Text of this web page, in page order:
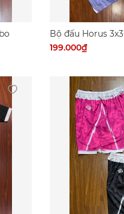
Bộ đấu Horus 3x3
199.000₫